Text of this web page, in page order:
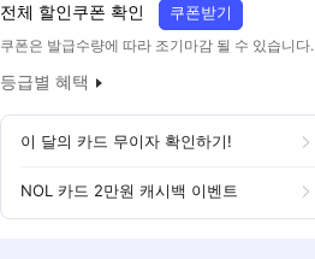
전체 할인쿠폰 확인 쿠폰받기
쿠폰은 발급수량에 따라 조기마감 될 수 있습니다.
등급별 혜택
이 달의 카드 무이자 확인하기!
NOL 카드 2만원 캐시백 이벤트